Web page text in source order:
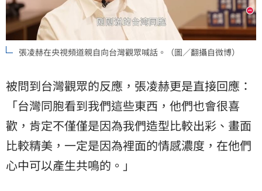
張凌赫在央視頻道親自向台灣觀眾喊話。（圖／翻攝自微博）
被問到台灣觀眾的反應，張凌赫更是直接回應：
「台灣同胞看到我們這些東西，他們也會很喜
歡，肯定不僅僅是因為我們造型比較出彩、畫面
比較精美，一定是因為裡面的情感濃度，在他們
心中可以產生共鳴的。」